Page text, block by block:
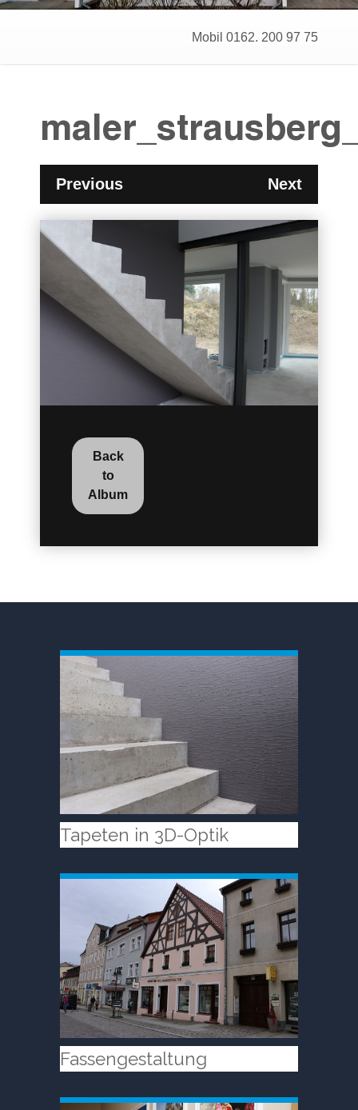
Mobil 0162. 200 97 75
Previous Next
Back
to
Album
Tapeten in 3D-Optik
Fassengestaltung